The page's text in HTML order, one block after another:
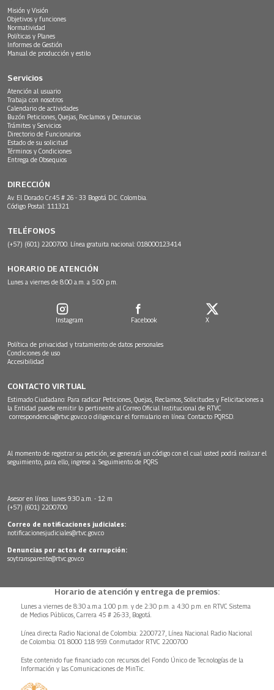
Misión y Visión
Objetivos y funciones
Normatividad
Políticas y Planes
Informes de Gestión
Manual de producción y estilo
Servicios
Atención al usuario
Trabaja con nosotros
Calendario de actividades
Buzón Peticiones, Quejas, Reclamos y Denuncias
Trámites y Servicios
Directorio de Funcionarios
Estado de su solicitud
Términos y Condiciones
Entrega de Obsequios
DIRECCIÓN
Av. El Dorado Cr.45 # 26 - 33 Bogotá D.C. Colombia.
Código Postal: 111321
TELÉFONOS
(+57) (601) 2200700. Línea gratuita nacional: 018000123414
HORARIO DE ATENCIÓN
Lunes a viernes de 8:00 a.m. a 5:00 p.m.
Instagram Facebook X
Política de privacidad y tratamiento de datos personales
Condiciones de uso
Accesibilidad
CONTACTO VIRTUAL
Estimado Ciudadano: Para radicar Peticiones, Quejas, Reclamos, Solicitudes y Felicitaciones a
la Entidad puede remitir lo pertinente al Correo Oficial Institucional de RTVC
correspondencia@rtvc.gov.co o diligenciar el formulario en línea: Contacto PQRSD.
Al momento de registrar su petición, se generará un código con el cual usted podrá realizar el
seguimiento, para ello, ingrese a: Seguimiento de PQRS
Asesor en línea: lunes 9:30 a.m. - 12 m
(+57) (601) 2200700
Correo de notificaciones judiciales:
notificacionesjudiciales@rtvc.gov.co
Denuncias por actos de corrupción:
soytransparente@rtvc.gov.co
Horario de atención y entrega de premios:
Lunes a viernes de 8:30 a.m.a 1:00 p.m. y de 2:30 p.m. a 4:30 p.m. en RTVC Sistema
de Medios Públicos, Carrera 45 # 26-33, Bogotá.
Línea directa Radio Nacional de Colombia: 2200727, Línea Nacional Radio Nacional
de Colombia: 01 8000 118 959. Conmutador RTVC 2200700
Este contenido fue financiado con recursos del Fondo Único de Tecnologías de la
Información y las Comunicaciones de MinTic.